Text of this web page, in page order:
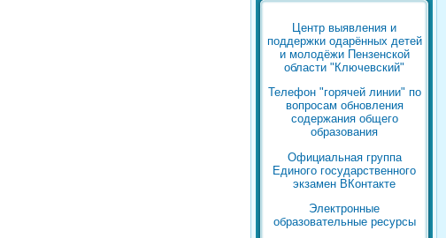
Центр выявления и
поддержки одарённых детей
и молодёжи Пензенской
области "Ключевский"
Телефон "горячей линии" по
вопросам обновления
содержания общего
образования
Официальная группа
Единого государственного
экзамен ВКонтакте
Электронные
образовательные ресурсы